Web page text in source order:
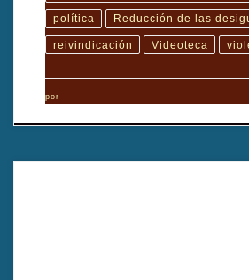
política Reducción de las
reivindicación Videoteca
por